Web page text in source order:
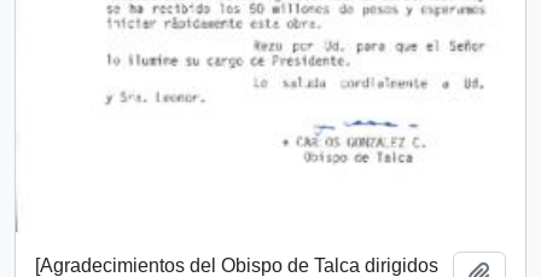
[Agradecimientos del Obispo de Talca dirigidos